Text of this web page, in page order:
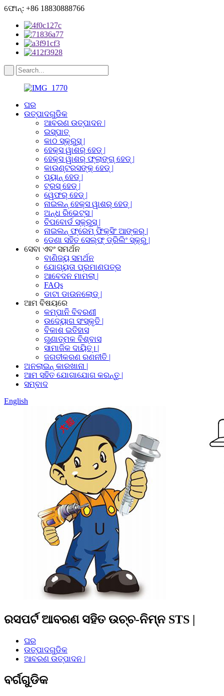
ଫୋନ୍: +86 18830888766
ଘର
ଉତ୍ପାଦଗୁଡିକ
ଆବରଣ ଉତ୍ପାଦନ |
ଇସ୍ପାତ୍
କାଠ ସ୍କ୍ରୁସ୍ |
ହେକ୍ସ ୱାଶର୍ ହେଡ୍ |
ହେକ୍ସ ୱାଶର୍ ଫ୍ଲାଙ୍ଗ୍ ହେଡ୍ |
କାଉଣ୍ଟରସଙ୍କ୍ ହେଡ୍ |
ପ୍ୟାନ୍ ହେଡ୍ |
ଟ୍ରସ୍ ହେଡ୍ |
ୱେଫର୍ ହେଡ୍ |
ନାଇଲନ୍ ହେକ୍ସ ୱାଶର୍ ହେଡ୍ |
ଅନ୍ଧ ରିଭେଟ୍ସ |
ଚିପବୋର୍ଡ ସ୍କ୍ରୁସ୍ |
ନାଇଲନ୍ ଫ୍ରେମ୍ ଫିକ୍ସିଂ ଆଙ୍କର୍ |
ଡେଣା ସହିତ ସେଲ୍ଫ୍ ଡ୍ରିଲିଂ ସ୍କ୍ରୁ |
ସେବା ଏବଂ ସମର୍ଥନ
ବାଣିଜ୍ୟ ସମର୍ଥନ
ଯୋଗ୍ୟତା ପ୍ରମାଣପତ୍ର
ଆବେଦନ ମାମଲା |
FAQs
ଡାଟା ଡାଉନଲୋଡ୍ |
ଆମ ବିଷୟରେ
କମ୍ପାନି ବିବରଣୀ
ଉଦ୍ୟୋଗ ସଂସ୍କୃତି |
ବିକାଶ ଇତିହାସ
ଗୁଣାତ୍ମକ ବିଶ୍ବାସ
ସାମାଜିକ ଦାୟିତ୍। |
ଜଗତୀକରଣ ରଣନୀତି |
ଅନଲାଇନ୍ କାରଖାନା |
ଆମ ସହିତ ଯୋଗାଯୋଗ କରନ୍ତୁ |
ସମ୍ବାଦ
English
ରସପର୍ଟ ଆବରଣ ସହିତ ଉଚ୍ଚ-ନିମ୍ନ STS |
ଘର
ଉତ୍ପାଦଗୁଡିକ
ଆବରଣ ଉତ୍ପାଦନ |
ବର୍ଗଗୁଡିକ